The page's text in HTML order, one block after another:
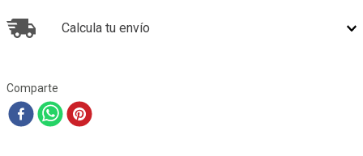
Calcula tu envío
Comparte